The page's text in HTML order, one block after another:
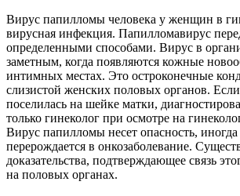
Вирус папилломы человека у женщин в
вирусная инфекция. Папилломавирус
определенными способами. Вирус в
заметным, когда появляются кожные
интимных местах. Это остроконечные
слизистой женских половых органов.
поселилась на шейке матки,
только гинеколог при осмотре на
Вирус папилломы несет опасность, иногда
перерождается в онкозаболевание.
доказательства, подтверждающее связь
на половых органах.